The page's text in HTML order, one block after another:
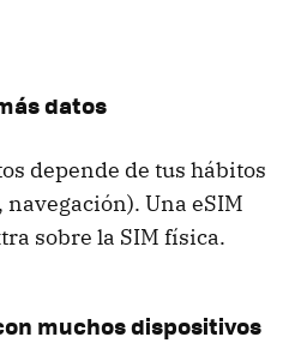
datos
depende de tus hábitos
Una eSIM
sobre la SIM física.
muchos dispositivos